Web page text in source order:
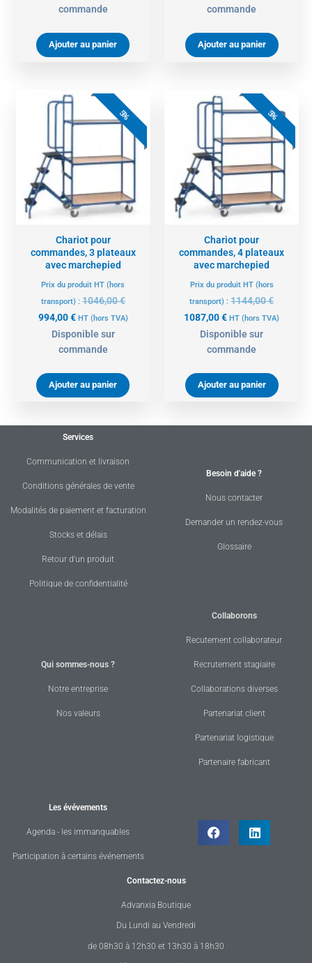
commande
Ajouter au panier
commande
Ajouter au panier
5%
Chariot pour
commandes, 3 plateaux
avec marchepied
Prix du produit HT (hors
transport) : 1046,00€
prix
initial
était :
1046,00 €.
994,00€
actuel
994,00 €.
HT (hors TVA)
Disponible sur
commande
Ajouter au panier
5%
Chariot pour
commandes, 4 plateaux
avec marchepied
Prix du produit HT (hors
transport) :1144,00€
prix
initial
était :
1087,00€
prix
est :
HT (hors TVA)
Disponible sur
commande
Ajouter au panier
Services
Communication et livraison
Conditions générales de vente
Modalités de paiement et facturation
Stocks et délais
Retour d'un produit
Politique de confidentialité
Besoin d'aide ?
Nous contacter
Demander un rendez-vous
Glossaire
Qui sommes-nous ?
Notre entreprise
Nos valeurs
Collaborons
Recutement collaborateur
Recrutement stagiaire
Collaborations diverses
Partenariat client
Partenariat logistique
Partenaire fabricant
Les évévements
Agenda - les immanquables
Participation à certains événements
Contactez-nous
Advanxia Boutique
Du Lundi au Vendredi
de 08h30 à 12h30 et 13h30 à 18h30